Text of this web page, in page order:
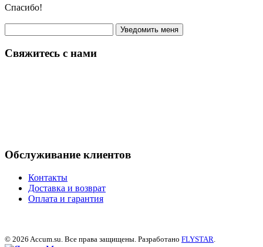
Спасибо!
Свяжитесь с нами
Обслуживание клиентов
Контакты
Доставка и возврат
Оплата и гарантия
© 2026 Accum.su. Все права защищены. Разработано FLYSTAR.